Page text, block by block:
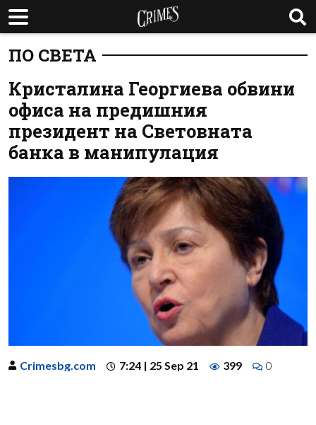
ПО СВЕТА
Кристалина Георгиева обвини
офиса на предишния
президент на Световната
банка в манипулация
Crimesbg.com 7:24 | 25 Sep 21 399 0